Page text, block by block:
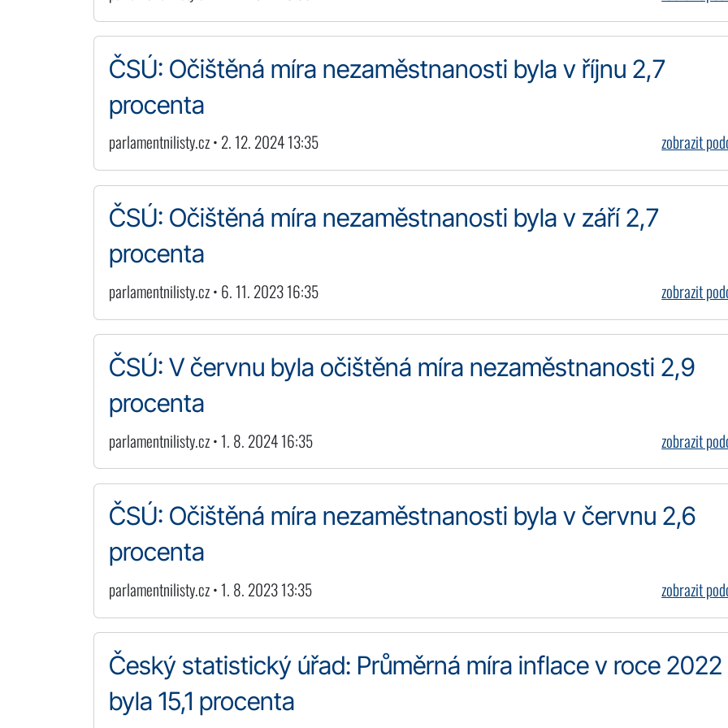
ČSÚ: Očištěná míra nezaměstnanosti byla v říjnu 2,7
procenta
parlamentnilisty.cz • 2. 12. 2024 13:35 zobrazit
ČSÚ: Očištěná míra nezaměstnanosti byla v září 2,7
procenta
parlamentnilisty.cz • 6. 11. 2023 16:35 zobrazit
ČSÚ: V červnu byla očištěná míra nezaměstnanosti 2,9
procenta
parlamentnilisty.cz • 1. 8. 2024 16:35 zobrazit
ČSÚ: Očištěná míra nezaměstnanosti byla v červnu 2,6
procenta
parlamentnilisty.cz • 1. 8. 2023 13:35 zobrazit
Český statistický úřad: Průměrná míra inflace v roce 2022
byla 15,1 procenta